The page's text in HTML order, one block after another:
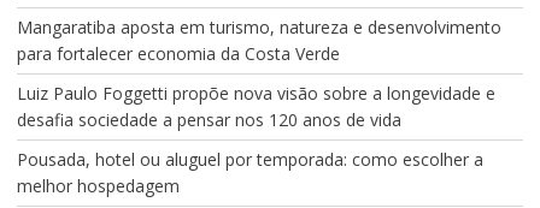
Mangaratiba aposta em turismo, natureza e desenvolvimento
para fortalecer economia da Costa Verde
Luiz Paulo Foggetti propõe nova visão sobre a longevidade e
desafia sociedade a pensar nos 120 anos de vida
Pousada, hotel ou aluguel por temporada: como escolher a
melhor hospedagem